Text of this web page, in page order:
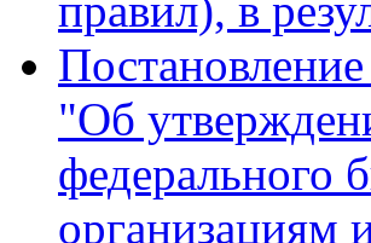
правил), в
"Об
федерального
организациям